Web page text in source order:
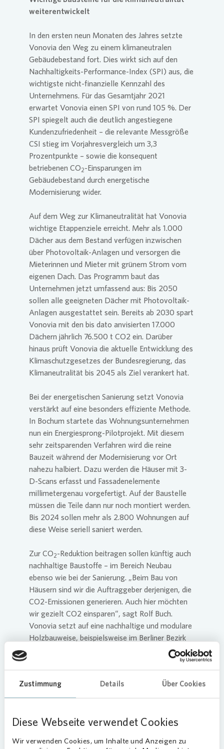
Zustimmung Details Über Cookies
Diese Webseite verwendet Cookies
Wir verwenden Cookies, um Inhalte und Anzeigen zu
weiterentwickelt
In den ersten neun Monaten des Jahres setzte
Vonovia den Weg zu einem klimaneutralen
Gebäudebestand fort. Dies wirkt sich auf den
Nachhaltigkeits-Performance-Index (SPI) aus, die
wichtigste nicht-finanzielle Kennzahl des
Unternehmens. Für das Gesamtjahr 2021
erwartet Vonovia einen SPI von rund 105 %. Der
SPI spiegelt auch die deutlich angestiegene
Kundenzufriedenheit – die relevante Messgröße
CSI stieg im Vorjahresvergleich um 3,3
Prozentpunkte – sowie die konsequent
betriebenen CO2-Einsparungen im
Gebäudebestand durch energetische
Modernisierung wider.
Auf dem Weg zur Klimaneutralität hat Vonovia
wichtige Etappenziele erreicht. Mehr als 1.000
Dächer aus dem Bestand verfügen inzwischen
über Photovoltaik-Anlagen und versorgen die
Mieterinnen und Mieter mit grünem Strom vom
eigenen Dach. Das Programm baut das
Unternehmen jetzt umfassend aus: Bis 2050
sollen alle geeigneten Dächer mit Photovoltaik-
Anlagen ausgestattet sein. Bereits ab 2030 spart
Vonovia mit den bis dato anvisierten 17.000
Dächern jährlich 76.500 t CO2 ein. Darüber
hinaus prüft Vonovia die aktuelle Entwicklung des
Klimaschutzgesetzes der Bundesregierung, das
Klimaneutralität bis 2045 als Ziel verankert hat.
Bei der energetischen Sanierung setzt Vonovia
verstärkt auf eine besonders effiziente Methode.
In Bochum startete das Wohnungsunternehmen
nun ein Energiesprong-Pilotprojekt. Mit diesem
sehr zeitsparenden Verfahren wird die reine
Bauzeit während der Modernisierung vor Ort
nahezu halbiert. Dazu werden die Häuser mit 3-
D-Scans erfasst und Fassadenelemente
millimetergenau vorgefertigt. Auf der Baustelle
müssen die Teile dann nur noch montiert werden.
Bis 2024 sollen mehr als 2.800 Wohnungen auf
diese Weise seriell saniert werden.
Zur CO2-Reduktion beitragen sollen künftig auch
nachhaltige Baustoffe – im Bereich Neubau
ebenso wie bei der Sanierung. „Beim Bau von
Häusern sind wir die Auftraggeber derjenigen, die
CO2-Emissionen generieren. Auch hier möchten
wir gezielt CO2 einsparen“, sagt Rolf Buch.
Vonovia setzt auf eine nachhaltige und modulare
Holzbauweise, beispielsweise im Berliner Bezirk
Reinickendorf, und hat so bereits den Bau von
700 Wohnungen begonnen bzw. abgeschlossen.
Anlehnung an die eigene Klimakonferenz aus dem
Jahr 2020 – eine Konferenz rund um das Thema
und Experten aus der Wohnungswirtschaft, Bau-
Wissenschaft und Politik über Nachhaltigkeit,